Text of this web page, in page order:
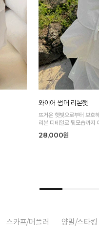
와이어 썸머 리본햇
뜨거운 햇빛으로부터 보호
리본 디테일로 뒷모습까지
28,000원
스카프/머플러 양말/스타킹